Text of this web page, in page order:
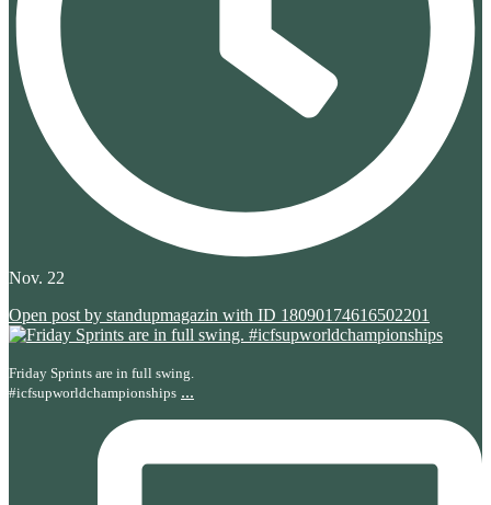
Nov. 22
Open post by standupmagazin with ID 18090174616502201
Friday Sprints are in full swing.
#icfsupworldchampionships ...